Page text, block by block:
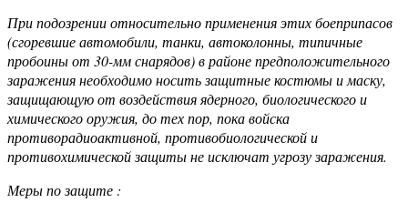
При подозрении относительно применения этих боеприпасов
(сгоревшие автомобили, танки, автоколонны, типичные
пробоины от 30-мм снарядов) в районе предположительного
заражения необходимо носить защитные костюмы и маску,
защищающую от воздействия ядерного, биологического и
химического оружия, до тех пор, пока войска
противорадиоактивной, противобиологической и
противохимической защиты не исключат угрозу заражения.
Меры по защите :